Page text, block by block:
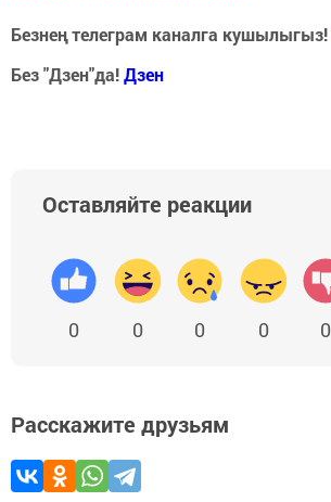
Безнең телеграм каналга кушылыгыз!
Без "Дзен"да!Дзен
Оставляйте реакции
0 0 0 0 0
Расскажите друзьям